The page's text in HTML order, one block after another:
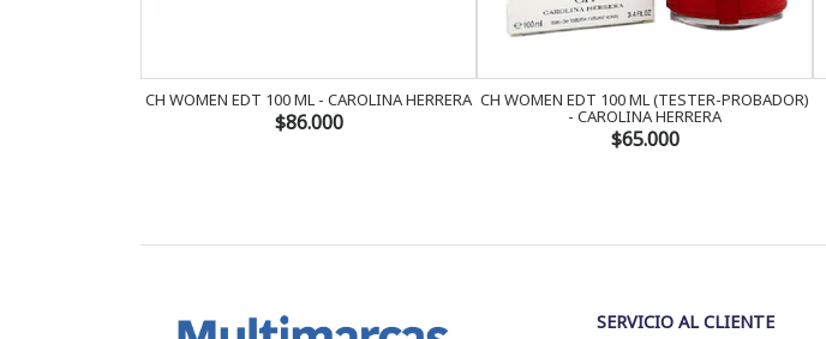
CH WOMEN EDT 100 ML - CAROLINA HERRERA
$86.000
CH WOMEN EDT 100 ML (TESTER-PROBADOR)
- CAROLINA HERRERA
$65.000
SERVICIO AL CLIENTE